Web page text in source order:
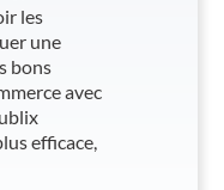
les
une
bons
avec
efficace,